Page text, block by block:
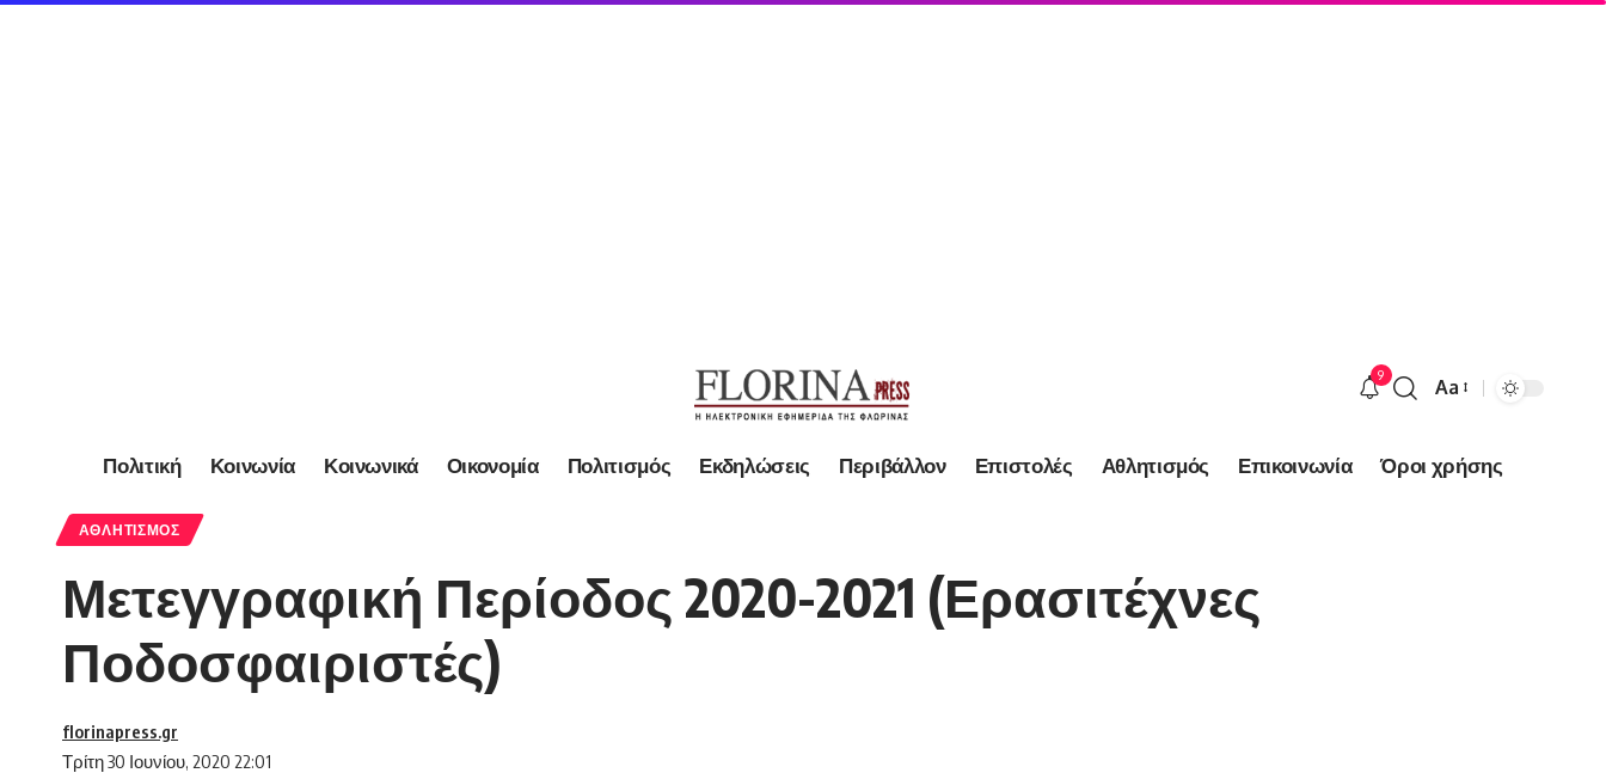
9
Font
Aa
Πολιτική Κοινωνία Κοινωνικά Οικονομία Πολιτισμός Εκδηλώσεις Περιβάλλον Επιστολές Αθλητισμός Επικοινωνία Όροι χρήσης
ΑΘΛΗΤΙΣΜΌΣ
Μετεγγραφική Περίοδος 2020-2021 (Ερασιτέχνες
Ποδοσφαιριστές)
Τρίτη 30 Ιουνίου, 2020 22:01
florinapress.gr